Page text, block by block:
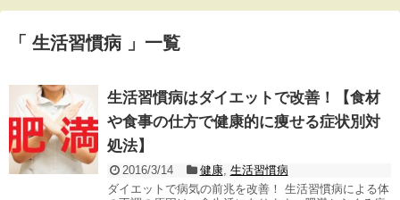
「 生活習慣病 」一覧
生活習慣病はダイエットで改善！【食材
や食事の仕方で健康的に痩せる症状別対
処法】
2016/3/14 健康, 生活習慣病
ダイエットで病気の前兆を改善！ 生活習慣病による体